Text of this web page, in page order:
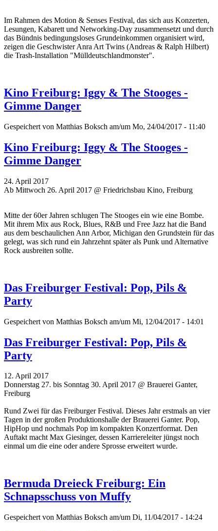
Im Rahmen des Motion & Senses Festival, das sich aus Konzerten,
Lesungen, Kabarett und Networking-Day zusammensetzt und durch
das Bündnis bedingungsloses Grundeinkommen organisiert wird,
zeigen die Geschwister Anra Art Twins (Andreas & Ralph Hilbert)
die Trash-Installation "Mülldeutschlandmonster".
Kino Freiburg: Iggy & The Stooges -
Gimme Danger
Gespeichert von Matthias Boksch am/um Mo, 24/04/2017 - 11:40
Kino Freiburg: Iggy & The Stooges -
Gimme Danger
24. April 2017
Ab Mittwoch 26. April 2017 @ Friedrichsbau Kino, Freiburg
Mitte der 60er Jahren schlugen The Stooges ein wie eine Bombe.
Mit ihrem Mix aus Rock, Blues, R&B und Free Jazz hat die Band
aus dem beschaulichen Ann Arbor, Michigan den Grundstein für das
gelegt, was sich rund ein Jahrzehnt später als Punk und Alternative
Rock ausbreiten sollte.
Das Freiburger Festival: Pop, Pils &
Party
Gespeichert von Matthias Boksch am/um Mi, 12/04/2017 - 14:01
Das Freiburger Festival: Pop, Pils &
Party
12. April 2017
Donnerstag 27. bis Sonntag 30. April 2017 @ Brauerei Ganter,
Freiburg
Rund Zwei für das Freiburger Festival. Dieses Jahr erstmals an vier
Tagen in der großen Produktionshalle der Brauerei Ganter. Pop,
HipHop und nochmals Pop im kompakten Konzertformat. Den
Auftakt macht Max Giesinger, dessen Karriereleiter jüngst noch
einmal um die eine oder andere Sprosse erweitert wurde.
Bermuda Dreieck Freiburg: Ein
Schnapsschuss von Muffy
Gespeichert von Matthias Boksch am/um Di, 11/04/2017 - 14:24